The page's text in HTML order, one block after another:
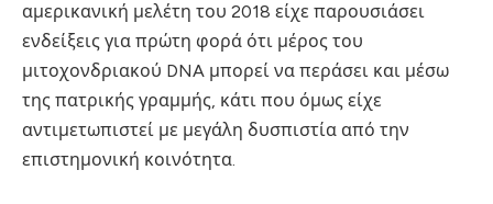
αμερικανική μελέτη του 2018 είχε παρουσιάσει
ενδείξεις για πρώτη φορά ότι μέρος του
μιτοχονδριακού DNA μπορεί να περάσει και μέσω
της πατρικής γραμμής, κάτι που όμως είχε
αντιμετωπιστεί με μεγάλη δυσπιστία από την
επιστημονική κοινότητα.